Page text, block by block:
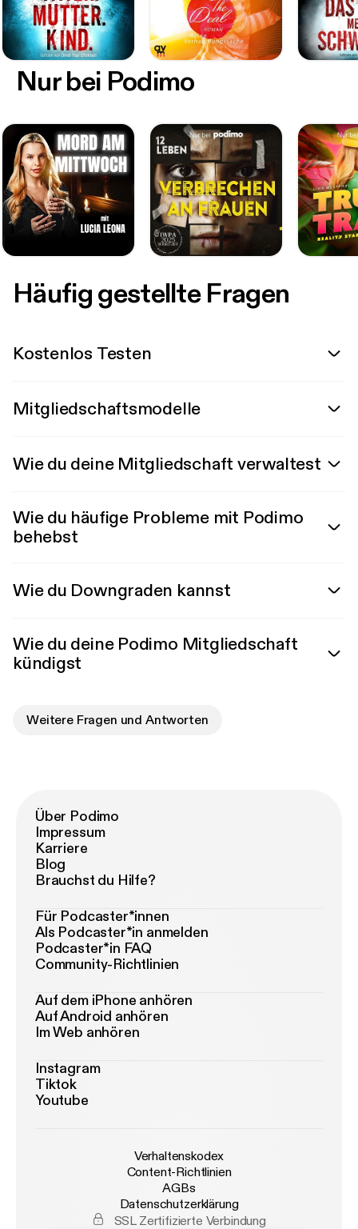
Nur bei Podimo
Häufig gestellte Fragen
Kostenlos Testen
Mitgliedschaftsmodelle
Wie du deine Mitgliedschaft verwaltest
Wie du häufige Probleme mit Podimo
behebst
Wie du Downgraden kannst
Wie du deine Podimo Mitgliedschaft
kündigst
Weitere Fragen und Antworten
Über Podimo
Impressum
Karriere
Blog
Brauchst du Hilfe?
Für Podcaster*innen
Als Podcaster*in anmelden
Podcaster*in FAQ
Community-Richtlinien
Auf dem iPhone anhören
Auf Android anhören
Im Web anhören
Instagram
Tiktok
Youtube
Verhaltenskodex
Content-Richtlinien
AGBs
Datenschutzerklärung
SSL Zertifizierte Verbindung